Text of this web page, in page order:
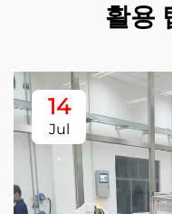
활용
14
Jul